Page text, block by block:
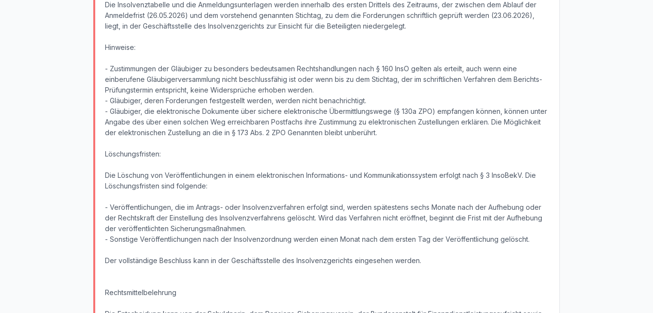
Die Insolvenztabelle und die Anmeldungsunterlagen werden innerhalb des ersten Drittels des Zeitraums, der zwischen dem Ablauf der
Anmeldefrist (26.05.2026) und dem vorstehend genannten Stichtag, zu dem die Forderungen schriftlich geprüft werden (23.06.2026),
liegt, in der Geschäftsstelle des Insolvenzgerichts zur Einsicht für die Beteiligten niedergelegt.
Hinweise:
- Zustimmungen der Gläubiger zu besonders bedeutsamen Rechtshandlungen nach § 160 InsO gelten als erteilt, auch wenn eine
einberufene Gläubigerversammlung nicht beschlussfähig ist oder wenn bis zu dem Stichtag, der im schriftlichen Verfahren dem Berichts-
Prüfungstermin entspricht, keine Widersprüche erhoben werden.
- Gläubiger, deren Forderungen festgestellt werden, werden nicht benachrichtigt.
- Gläubiger, die elektronische Dokumente über sichere elektronische Übermittlungswege (§ 130a ZPO) empfangen können, können unter
Angabe des über einen solchen Weg erreichbaren Postfachs ihre Zustimmung zu elektronischen Zustellungen erklären. Die Möglichkeit
der elektronischen Zustellung an die in § 173 Abs. 2 ZPO Genannten bleibt unberührt.
Löschungsfristen:
Die Löschung von Veröffentlichungen in einem elektronischen Informations- und Kommunikationssystem erfolgt nach § 3 InsoBekV. Die
Löschungsfristen sind folgende:
- Veröffentlichungen, die im Antrags- oder Insolvenzverfahren erfolgt sind, werden spätestens sechs Monate nach der Aufhebung oder
der Rechtskraft der Einstellung des Insolvenzverfahrens gelöscht. Wird das Verfahren nicht eröffnet, beginnt die Frist mit der Aufhebung
der veröffentlichten Sicherungsmaßnahmen.
- Sonstige Veröffentlichungen nach der Insolvenzordnung werden einen Monat nach dem ersten Tag der Veröffentlichung gelöscht.
Der vollständige Beschluss kann in der Geschäftsstelle des Insolvenzgerichts eingesehen werden.
Rechtsmittelbelehrung